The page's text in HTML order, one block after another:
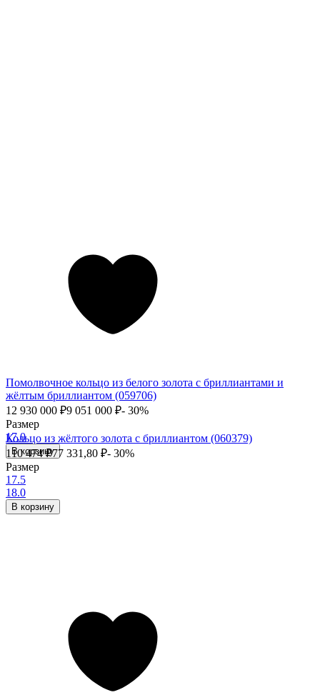
Помолвочное кольцо из белого золота с бриллиантами и
жёлтым бриллиантом (059706)
12 930 000 ₽9 051 000 ₽- 30%
Размер
17.0
В корзину
Кольцо из жёлтого золота с бриллиантом (060379)
110 474₽77 331,80 ₽- 30%
Размер
17.5
18.0
В корзину